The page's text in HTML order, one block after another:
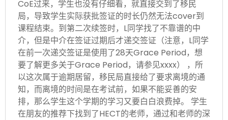
CoE过来，学生也没有仔细看，就直接交到了移民
局，导致学生实际获批签证的时长仍然无法cover到
课程结束。到第二次续签时，L同学找了不靠谱的中
介，但是中介在签证过期后才递交签证（注意，L同学
在前一次递交签证是使用了28天Grace Period，想
要了解更多关于Grace Period，请参见xxxx） ，所
以这次属于逾期居留，移民局直接给了要求离境的通
知，而离境的时间是在考试前，如果不能妥善的安
排，那么学生这个学期的学习又要白白浪费掉。 学生
在朋友的推荐下找到了HECT的老师，通过和老师的深